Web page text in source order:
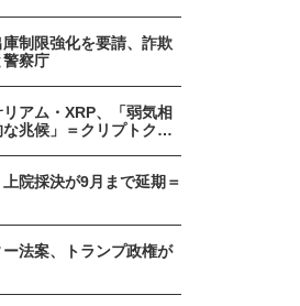
制限強化を要請、詐欺
察庁
アム・XRP、「弱気相
兆候」＝クリプトクア
院採決が9月まで延期＝
法案、トランプ政権が